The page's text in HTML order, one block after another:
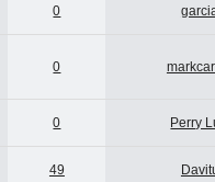
0
0
0 Perry
49